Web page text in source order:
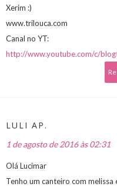
Xerim :)
www.trilouca.com
Canal no YT:
http://www.youtube.com/c/
LULI AP.
1 de agosto de 2016 às 02:31
Olá Lucimar
Tenho um canteiro com melissa